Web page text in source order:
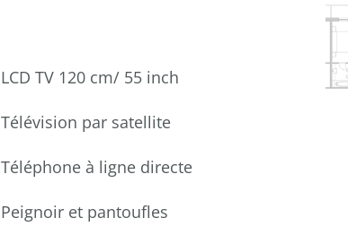
LCD TV 120 cm/ 55 inch
Télévision par satellite
Téléphone à ligne directe
Peignoir et pantoufles